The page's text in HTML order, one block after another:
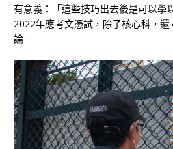
有意義：「這些技巧出去後是可以
2022年應考文憑試，除了核心科，
論。